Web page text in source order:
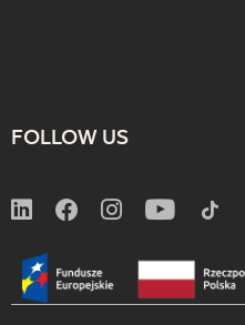
FOLLOW US